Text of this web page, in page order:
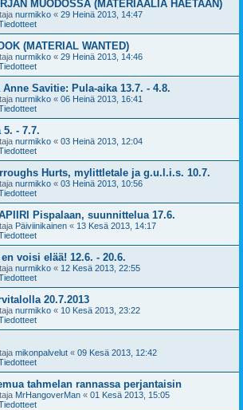
MUODOSSA (MATERIAALIA HAETAAN)
nurmikko « 29 Heinä 2013, 14:47
(MATERIAL WANTED)
nurmikko « 29 Heinä 2013, 14:46
Savitie: Pula-aika 13.7. - 4.8.
nurmikko « 06 Heinä 2013, 16:41
- 7.7.
nurmikko « 03 Heinä 2013, 12:04
Hurts, mylittletale ja g.u.l.i.s. 10.7.
nurmikko « 03 Heinä 2013, 10:56
Pispalaan, suunnittelua 17.6.
Päiviinikainen « 13 Kesä 2013, 14:17
voisi elää! 12.6. - 20.6.
nurmikko « 12 Kesä 2013, 22:55
20.7.2013
nurmikko « 10 Kesä 2013, 23:22
mikonpalvelut « 09 Kesä 2013, 12:42
tahmelan rannassa perjantaisin
MrHangoverMan « 01 Kesä 2013, 15:05